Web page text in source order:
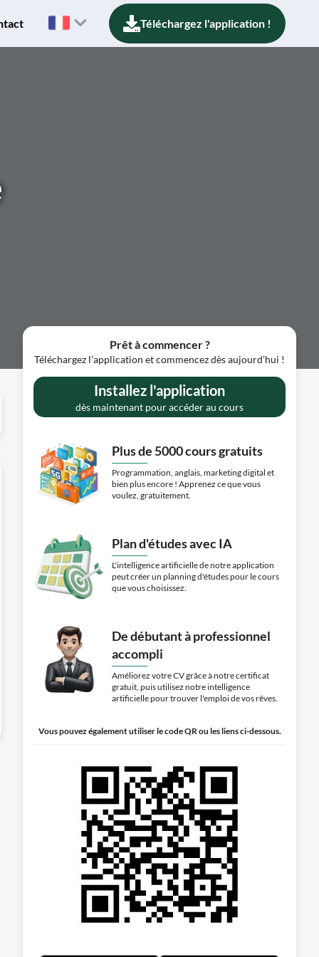
Téléchargez l'application !
Prêt à commencer ?
Téléchargez l’application et commencez dès aujourd’hui !
Installez l'application
dès maintenant pour accéder au cours
Plus de 5000 cours gratuits
Programmation, anglais, marketing digital et
bien plus encore ! Apprenez ce que vous
voulez, gratuitement.
Plan d'études avec IA
L'intelligence artificielle de notre application
peut créer un planning d'études pour le cours
que vous choisissez.
De débutant à professionnel
accompli
Améliorez votre CV grâce à notre certificat
gratuit, puis utilisez notre intelligence
artificielle pour trouver l'emploi de vos rêves.
Vous pouvez également utiliser le code QR ou les liens ci-dessous.